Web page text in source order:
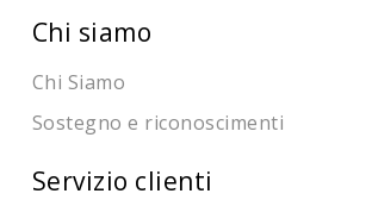
Chi siamo
Chi Siamo
Sostegno e riconoscimenti
Servizio clienti